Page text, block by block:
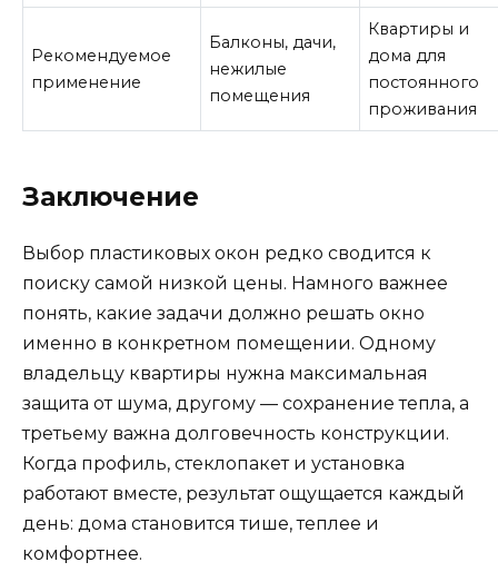
Рекомендуемое
применение
Балконы, дачи,
нежилые
помещения
Квартиры и
дома для
постоянного
проживания
Заключение
Выбор пластиковых окон редко сводится к
поиску самой низкой цены. Намного важнее
понять, какие задачи должно решать окно
именно в конкретном помещении. Одному
владельцу квартиры нужна максимальная
защита от шума, другому — сохранение тепла, а
третьему важна долговечность конструкции.
Когда профиль, стеклопакет и установка
работают вместе, результат ощущается каждый
день: дома становится тише, теплее и
комфортнее.